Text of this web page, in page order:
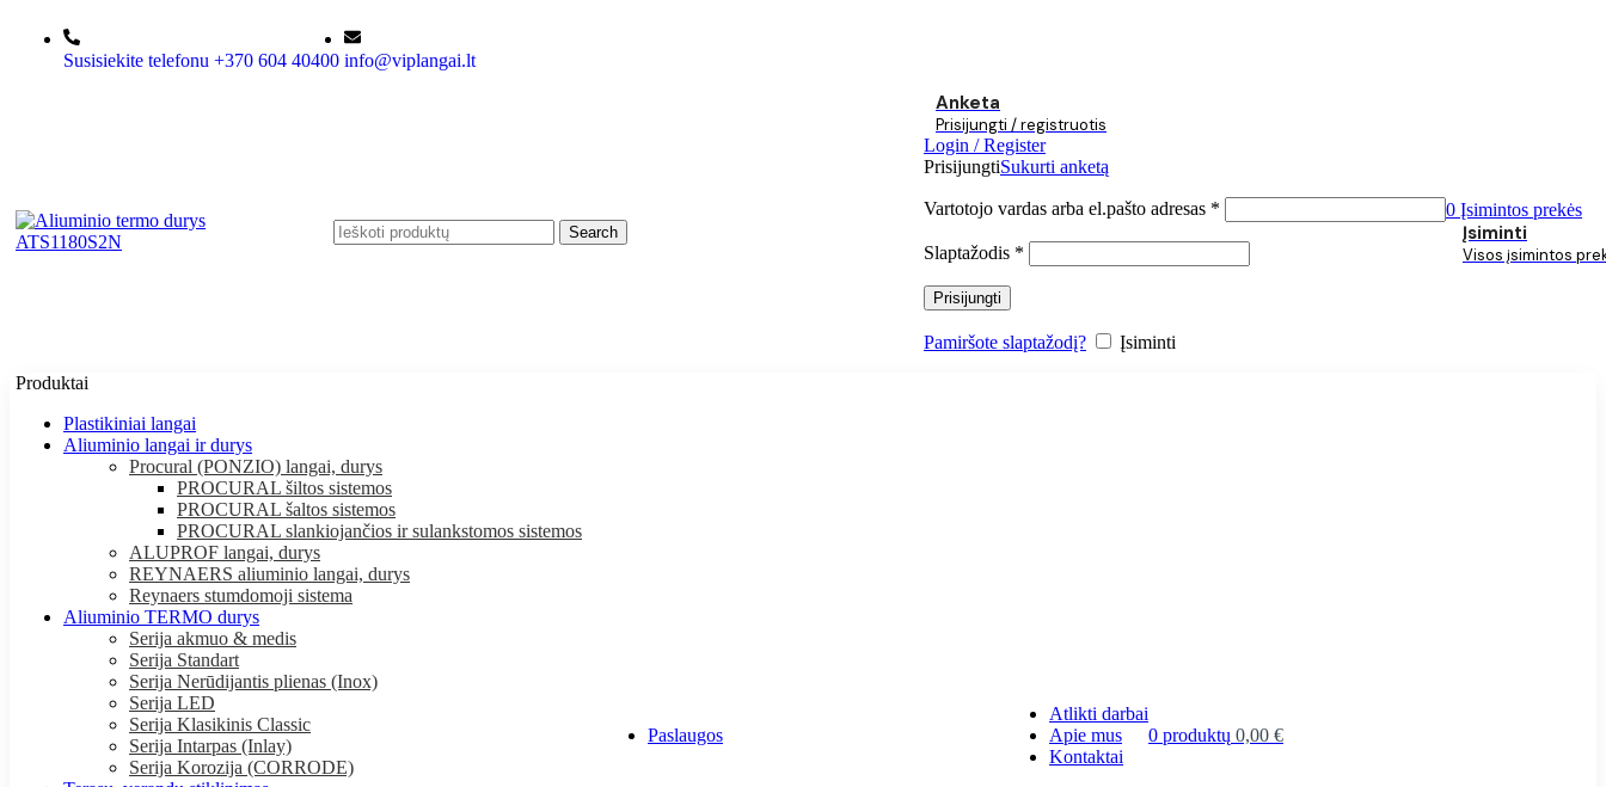
Susisiekite telefonu +370 604 40400 info@viplangai.lt
Search
Anketa
Prisijungti / registruotis
Login / Register
PrisijungtiSukurti anketą
Vartotojo vardas arba el.pašto adresas *
Slaptažodis *
Prisijungti
Pamiršote slaptažodį? Įsiminti
0 Įsimintos prekės
Įsiminti
Visos įsimintos
Produktai
Plastikiniai langai
Aliuminio langai ir durys
Procural (PONZIO) langai, durys
PROCURAL šiltos sistemos
PROCURAL šaltos sistemos
PROCURAL slankiojančios ir sulankstomos sistemos
ALUPROF langai, durys
REYNAERS aliuminio langai, durys
Reynaers stumdomoji sistema
Aliuminio TERMO durys
Serija akmuo & medis
Serija Standart
Serija Nerūdijantis plienas (Inox)
Serija LED
Serija Klasikinis Classic
Serija Intarpas (Inlay)
Serija Korozija (CORRODE)
Paslaugos
Atlikti darbai
Apie mus
Kontaktai
0 produktų 0,00 €